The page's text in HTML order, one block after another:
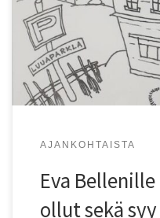
värityskirja Nõia 13.
perheen yhteiseksi
tietenkin ollut sekä syy
ilmestymiselle. Nyt kun
[…]
AJANKOHTAISTA
Eva
ollut sekä